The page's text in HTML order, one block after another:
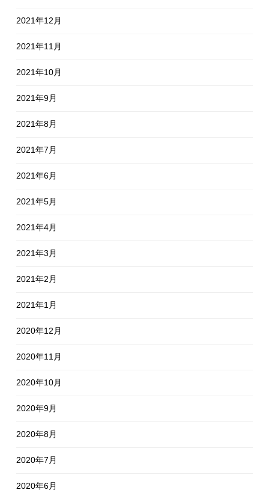
2021年12月
2021年11月
2021年10月
2021年9月
2021年8月
2021年7月
2021年6月
2021年5月
2021年4月
2021年3月
2021年2月
2021年1月
2020年12月
2020年11月
2020年10月
2020年9月
2020年8月
2020年7月
2020年6月